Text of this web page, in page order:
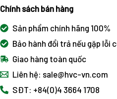
Chính sách bán hàng
Sản phẩm chính hãng 100%
Bảo hành đổi trả nếu gặp lỗi
Giao hàng toàn quốc
Liên hệ: sale@hvc-vn.com
SĐT: +84(0)4 3664 1708